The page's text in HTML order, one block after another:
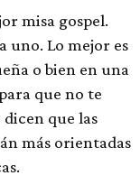
misa gospel.
uno. Lo mejor es
o bien en una
que no te
que las
más orientadas